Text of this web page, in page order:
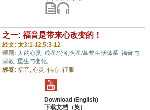
之一: 福音是带来心改变的！
经文: 太3:1-12,5:3-12
课题: 人的心灵, 成圣/分别为圣/基督生活体系, 福音与
宗教, 重生与变化,
标签: 福音, 心灵, 信心, 征服,